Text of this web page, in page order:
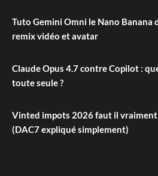
Tuto Gemini Omni le Nano Banana
remix vidéo et avatar
Claude Opus 4.7 contre Copilot :
toute seule ?
Vinted impots 2026 faut il vraiment
(DAC7 expliqué simplement)